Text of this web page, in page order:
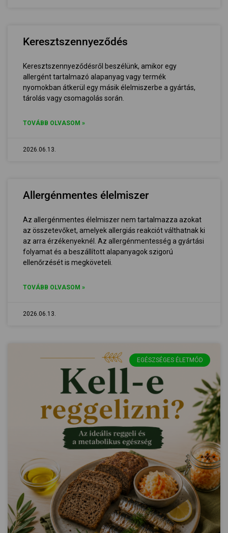
Keresztszennyeződés
Keresztszennyeződésről beszélünk, amikor egy
allergént tartalmazó alapanyag vagy termék
nyomokban átkerül egy másik élelmiszerbe a gyártás,
tárolás vagy csomagolás során.
TOVÁBB OLVASOM »
2026.06.13.
Allergénmentes élelmiszer
Az allergénmentes élelmiszer nem tartalmazza azokat
az összetevőket, amelyek allergiás reakciót válthatnak ki
az arra érzékenyeknél. Az allergénmentesség a gyártási
folyamat és a beszállított alapanyagok szigorú
ellenőrzését is megköveteli.
TOVÁBB OLVASOM »
2026.06.13.
EGÉSZSÉGES ÉLETMÓD